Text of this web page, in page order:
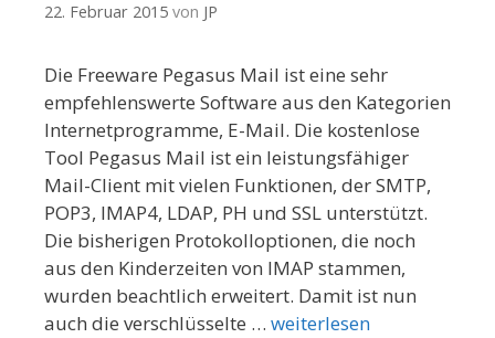
22. Februar 2015 von JP
Die Freeware Pegasus Mail ist eine sehr
empfehlenswerte Software aus den Kategorien
Internetprogramme, E-Mail. Die kostenlose
Tool Pegasus Mail ist ein leistungsfähiger
Mail-Client mit vielen Funktionen, der SMTP,
POP3, IMAP4, LDAP, PH und SSL unterstützt.
Die bisherigen Protokolloptionen, die noch
aus den Kinderzeiten von IMAP stammen,
wurden beachtlich erweitert. Damit ist nun
auch die verschlüsselte … weiterlesen